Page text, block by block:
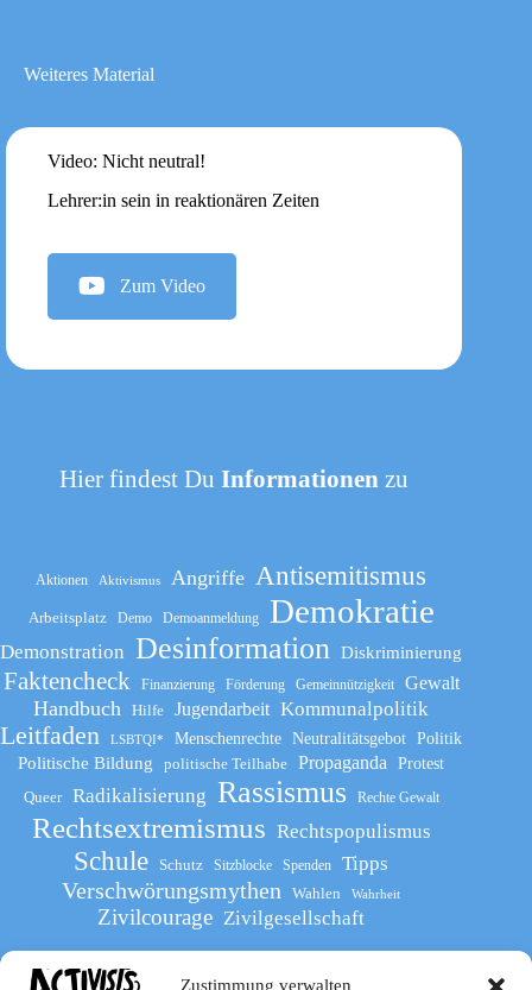
Zustimmung verwalten
Weiteres Material
Video: Nicht neutral!
Lehrer:in sein in reaktionären Zeiten
Zum Video
Hier findest DuInformationen zu
Aktionen Aktivismus Angriffe Antisemitismus
Arbeitsplatz Demo Demoanmeldung Demokratie
Demonstration Desinformation Diskriminierung
Faktencheck Finanzierung Förderung Gemeinnützigkeit Gewalt
Handbuch Hilfe Jugendarbeit Kommunalpolitik
Leitfaden LSBTQI* Menschenrechte Neutralitätsgebot Politik
Politische Bildung politische Teilhabe Propaganda
Protest
Queer
Radikalisierung Rassismus Rechte Gewalt
Rechtsextremismus Rechtspopulismus
Schule Schutz Sitzblocke Spenden Tipps
Verschwörungsmythen Wahlen Wahrheit
Zivilcourage Zivilgesellschaft